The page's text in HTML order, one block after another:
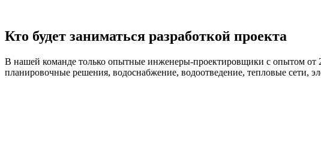
Кто будет заниматься разработкой проекта
В нашей команде только опытные инженеры-проектировщики с опытом от
планировочные решения, водоснабжение, водоотведение, тепловые сети,